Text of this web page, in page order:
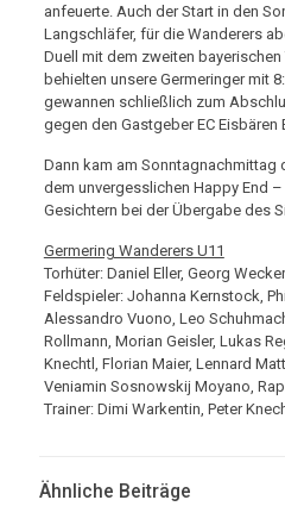
anfeuerte. Auch der Start in den
Langschläfer, für die Wanderers
Duell mit dem zweiten
behielten unsere Germeringer mit
gewannen schließlich zum
gegen den Gastgeber EC Eisbären
Dann kam am Sonntagnachmittag
dem unvergesslichen Happy End
Gesichtern bei der Übergabe des
Germering Wanderers U11
Torhüter: Daniel Eller, Georg Wecker
Feldspieler: Johanna Kernstock,
Alessandro Vuono, Leo
Rollmann, Morian Geisler, Lukas
Knechtl, Florian Maier, Lennard
Veniamin Sosnowskij Moyano,
Trainer: Dimi Warkentin, Peter
Ähnliche Beiträge